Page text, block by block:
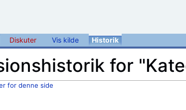
Diskuter Vis kilde Historik
for
for denne side